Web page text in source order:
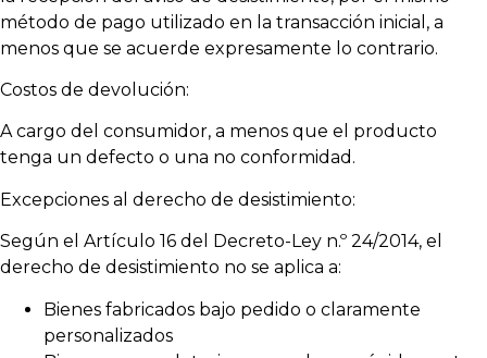
método de pago utilizado en la transacción inicial, a
menos que se acuerde expresamente lo contrario.
Costos de devolución:
A cargo del consumidor, a menos que el producto
tenga un defecto o una no conformidad.
Excepciones al derecho de desistimiento:
Según el Artículo 16 del Decreto-Ley n.º 24/2014, el
derecho de desistimiento no se aplica a:
Bienes fabricados bajo pedido o claramente
personalizados